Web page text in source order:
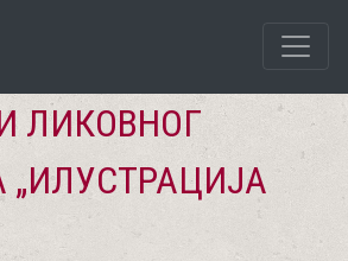
ЛИКОВНОГ
„ИЛУСТРАЦИЈА